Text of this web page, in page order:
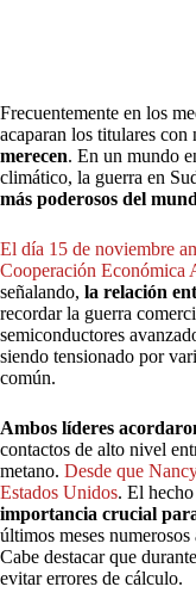
Frecuentemente en los
acaparan los titulares con
merecen. En un mundo
climático, la guerra en
más poderosos del
El día 15 de noviembre
Cooperación Económica
señalando, la relación
recordar la guerra
semiconductores
siendo tensionado por
común.
Ambos líderes
contactos de alto nivel
metano. Desde que
Estados Unidos. El
importancia crucial
últimos meses
Cabe destacar que
evitar errores de cálculo.